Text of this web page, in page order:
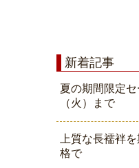
新着記事
夏の期間限定セ
（火）まで
上質な長襦袢
格で